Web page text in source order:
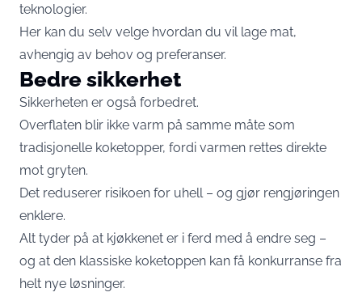
teknologier.
Her kan du selv velge hvordan du vil lage mat,
avhengig av behov og preferanser.
Bedre sikkerhet
Sikkerheten er også forbedret.
Overflaten blir ikke varm på samme måte som
tradisjonelle koketopper, fordi varmen rettes direkte
mot gryten.
Det reduserer risikoen for uhell – og gjør rengjøringen
enklere.
Alt tyder på at kjøkkenet er i ferd med å endre seg –
og at den klassiske koketoppen kan få konkurranse fra
helt nye løsninger.